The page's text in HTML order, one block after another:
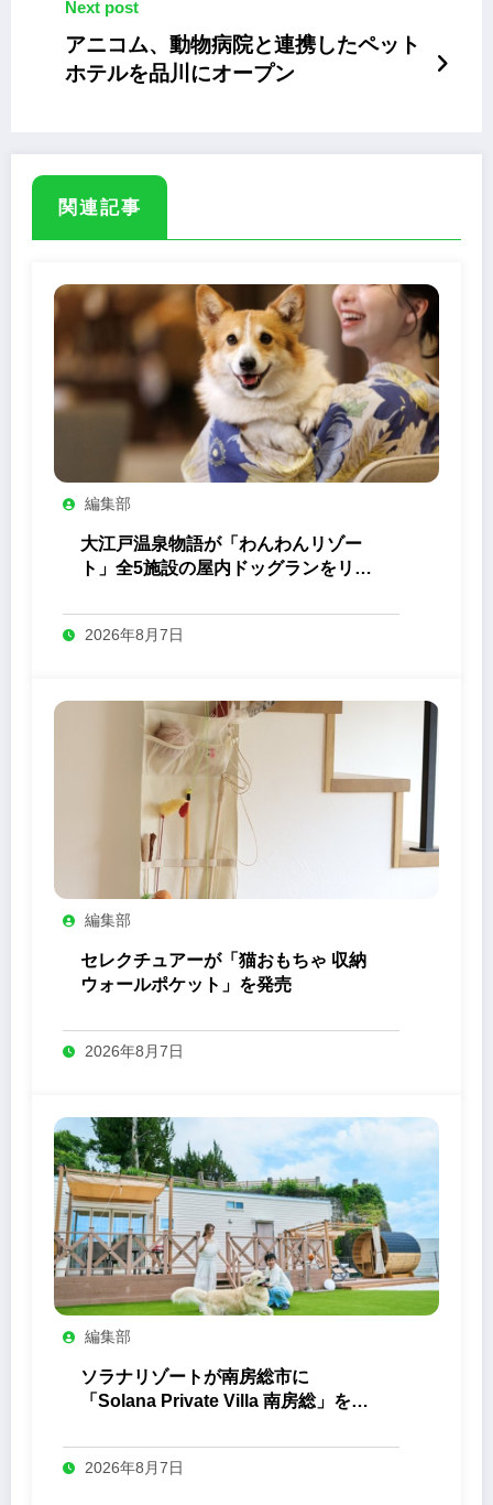
Next post
アニコム、動物病院と連携したペット
ホテルを品川にオープン
関連記事
編集部
大江戸温泉物語が「わんわんリゾー
ト」全5施設の屋内ドッグランをリニ
2026年8月7日
編集部
セレクチュアーが「猫おもちゃ 収納
ウォールポケット」を発売
2026年8月7日
編集部
ソラナリゾートが南房総市に
「Solana Private Villa 南房総」を開
2026年8月7日